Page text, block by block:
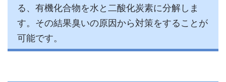
る、有機化合物を水と二酸化炭素に分解しま
す。その結果臭いの原因から対策をすることが
可能です。